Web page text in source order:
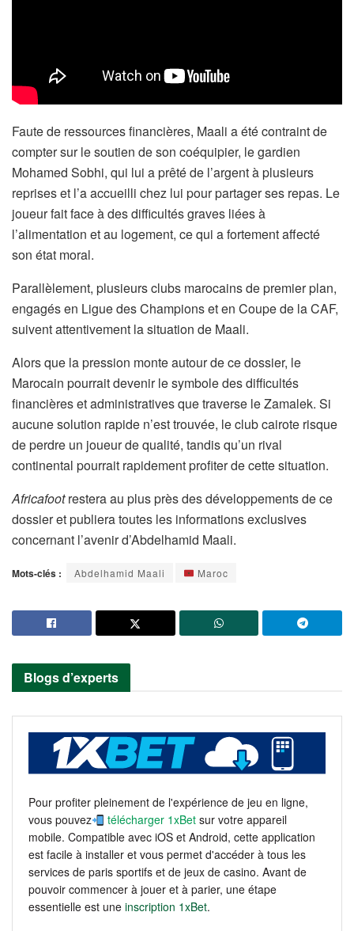
Faute de ressources financières, Maali a été contraint de
compter sur le soutien de son coéquipier, le gardien
Mohamed Sobhi, qui lui a prêté de l’argent à plusieurs
reprises et l’a accueilli chez lui pour partager ses repas. Le
joueur fait face à des difficultés graves liées à
l’alimentation et au logement, ce qui a fortement affecté
son état moral.
Parallèlement, plusieurs clubs marocains de premier plan,
engagés en Ligue des Champions et en Coupe de la CAF,
suivent attentivement la situation de Maali.
Alors que la pression monte autour de ce dossier, le
Marocain pourrait devenir le symbole des difficultés
financières et administratives que traverse le Zamalek. Si
aucune solution rapide n’est trouvée, le club cairote risque
de perdre un joueur de qualité, tandis qu’un rival
continental pourrait rapidement profiter de cette situation.
Africafootrestera au plus près des développements de ce
dossier et publiera toutes les informations exclusives
concernant l’avenir d’Abdelhamid Maali.
Mots-clés : Abdelhamid Maali Maroc
Blogs d’experts
Pour profiter pleinement de l'expérience de jeu en ligne,
vous pouvez
télécharger 1xBet sur votre appareil
mobile. Compatible avec iOS et Android, cette application
est facile à installer et vous permet d'accéder à tous les
services de paris sportifs et de jeux de casino. Avant de
pouvoir commencer à jouer et à parier, une étape
essentielle est une inscription 1xBet.